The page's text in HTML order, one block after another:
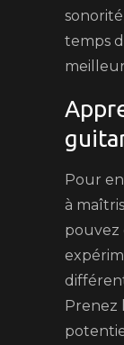
temps
Pour
à
pouvez
Prenez